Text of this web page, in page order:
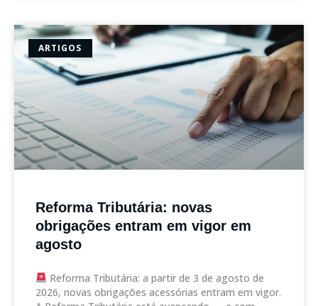
ARTIGOS
Reforma Tributária: novas
obrigações entram em vigor em
agosto
Reforma Tributária: a partir de 3 de agosto de
2026, novas obrigações acessórias entram em vigor.